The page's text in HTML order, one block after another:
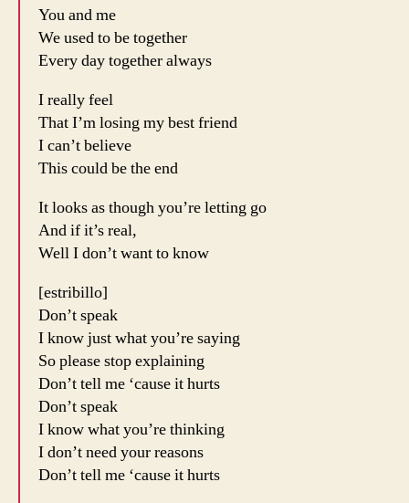
You and me
We used to be together
Every day together always
I really feel
That I’m losing my best friend
I can’t believe
This could be the end
It looks as though you’re letting go
And if it’s real,
Well I don’t want to know
[estribillo]
Don’t speak
I know just what you’re saying
So please stop explaining
Don’t tell me ‘cause it hurts
Don’t speak
I know what you’re thinking
I don’t need your reasons
Don’t tell me ‘cause it hurts